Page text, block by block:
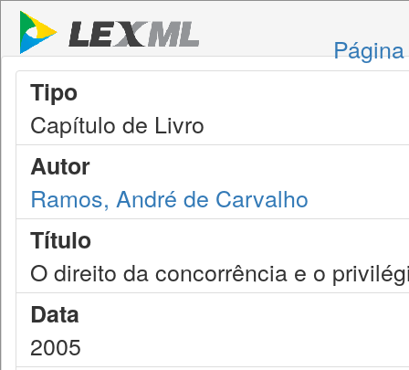
Tipo
Capítulo de Livro
Autor
Ramos, André de Carvalho
Título
O direito da concorrência e o
Data
2005